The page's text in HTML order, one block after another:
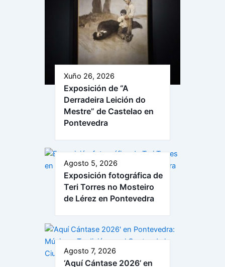
Xuño 26, 2026
Exposición de “A
Derradeira Leición do
Mestre” de Castelao en
Pontevedra
Agosto 5, 2026
Exposición fotográfica de
Teri Torres no Mosteiro
de Lérez en Pontevedra
Agosto 7, 2026
‘Aquí Cántase 2026’ en